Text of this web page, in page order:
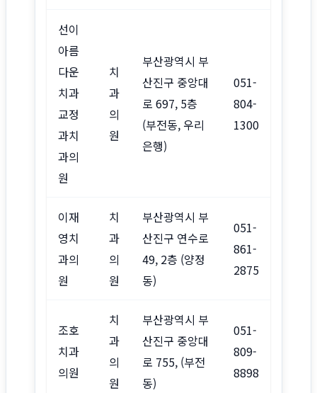
선이
아름
다운
치과
교정
과치
과의
원
치
과
의
원
부산광역시 부
산진구 중앙대
로 697, 5층
(부전동, 우리
은행)
051-
804-
1300
이재
영치
과의
원
치
과
의
원
부산광역시 부
산진구 연수로
49, 2층 (양정
동)
051-
861-
2875
조호
치과
의원
치
과
의
원
부산광역시 부
산진구 중앙대
로 755, (부전
동)
051-
809-
8898